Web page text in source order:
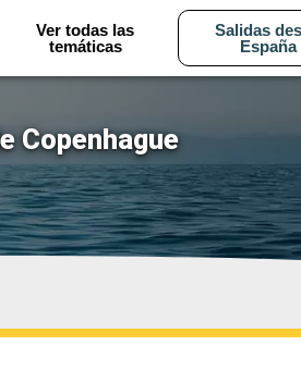
Ver todas las
temáticas
Salidas
España
Copenhague